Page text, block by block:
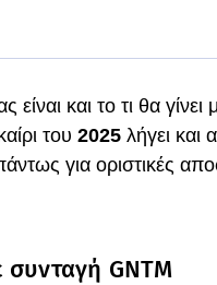
και το τι θα γίνει
του 2025 λήγει
για οριστικές
GNTM